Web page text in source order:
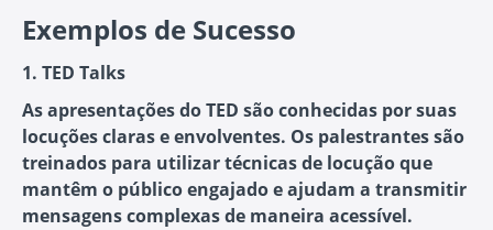
Exemplos de Sucesso
1. TED Talks
As apresentações do TED são conhecidas por suas
locuções claras e envolventes. Os palestrantes são
treinados para utilizar técnicas de locução que
mantêm o público engajado e ajudam a transmitir
mensagens complexas de maneira acessível.